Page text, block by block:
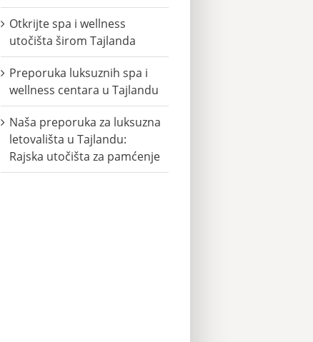
Otkrijte spa i wellness
utočišta širom Tajlanda
Preporuka luksuznih spa i
wellness centara u Tajlandu
Naša preporuka za luksuzna
letovališta u Tajlandu:
Rajska utočišta za pamćenje